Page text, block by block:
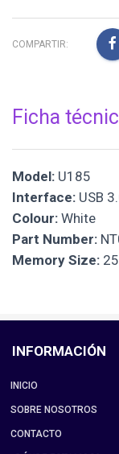
COMPARTIR:
Ficha
Model: U185
Interface: USB
Colour: White
Part Number:
Memory Size:
INFORMACIÓN
INICIO
SOBRE NOSOTROS
CONTACTO